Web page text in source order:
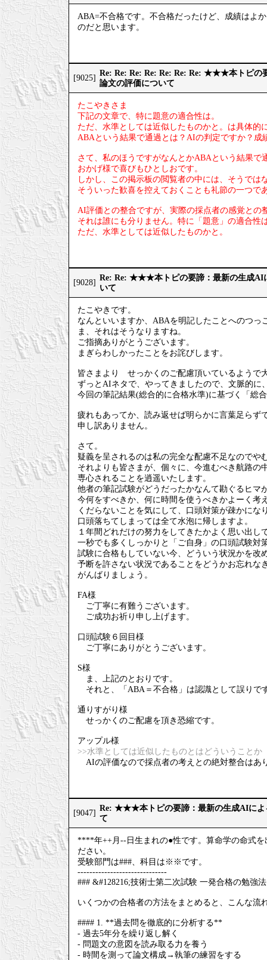
ABA=不合格です。不合格だったけど、成績はよ
のだと思います。
[9025]
Re: Re: Re: Re: Re: Re: Re: ★★★本トピの
論文の評価について
たこやきさま
下記の文章で、特に題意の適合性は。
ただ、水準としては近似したものかと。は具体的
ABAという結果で通過とは？AIの判定ですか？成
さて、私のほうですがなんとかABAという結果で
おかげ様で喜びもひとしおです。
しかし、この掲示板の閲覧者の中には、そうでは
そういった歓喜を控えておくことも礼節の一つで
AI評価との整合ですが、実際の採点者の感覚との
それは誰にも分りません。特に「題意」の適合性
ただ、水準としては近似したものかと。
[9028]
Re: Re: ★★★本トピの要諦：最新の生成AI
いて
たこやきです。
なんといいますか、ABAを明記したことへのつっ
ま、それはそうなりますね。
ご指摘ありがとうございます。
まぎらわしかったことをお詫びします。
皆さまより せっかくのご配慮頂いているよう
ずっとAIネタで、やってきましたので、文脈的に
今回の筆記結果(総合的に合格水準)に基づく「総
疲れもあってか、読み返せば明らかに言葉足らず
申し訳ありません。
さて。
疑義を呈されるのは私の完全な配慮不足なのでや
それよりも皆さまが、個々に、今進むべき航路の
専心されることを逍遥いたします。
他者の筆記試験がどうだったかなんて勘ぐるヒマ
今何をすべきか、何に時間を使うべきかよーく考
くだらないことを気にして、口頭対策が疎かにな
口頭落ちてしまっては全て水泡に帰しますよ。
１年間どれだけの努力をしてきたかよく思い出し
一秒でも多くしっかりと「ご自身」の口頭試験対
試験に合格もしていない今、どういう状況かを改
予断を許さない状況であることをどうかお忘れな
がんばりましょう。
FA様
ご丁寧に有難うございます。
ご成功お祈り申し上げます。
口頭試験６回目様
ご丁寧にありがとうございます。
S様
ま、上記のとおりです。
それと、「ABA＝不合格」は認識として誤りで
通りすがり様
せっかくのご配慮を頂き恐縮です。
アップル様
>>水準としては近似したものとはどういうことか
AIの評価なので採点者の考えとの絶対整合はあ
[9047]
Re: ★★★本トピの要諦：最新の生成AIによ
て
****年++月--日生まれの●性です。算命学の命式
ださい。
受験部門は###、科目は※※です。
------------------------------
### &#128216;技術士第二次試験 一発合格の勉強法
いくつかの合格者の方法をまとめると、こんな流
#### 1. **過去問を徹底的に分析する**
- 過去5年分を繰り返し解く
- 問題文の意図を読み取る力を養う
- 時間を測って論文構成→執筆の練習をする